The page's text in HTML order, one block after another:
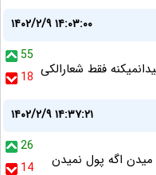
۱۴۰۲/۲/۹ ۱۴:۰۳:۰۰
55
18 فقط شعارالکی
۱۴۰۲/۲/۹ ۱۴:۳۷:۲۱
26
14
اگه پول نمیدن